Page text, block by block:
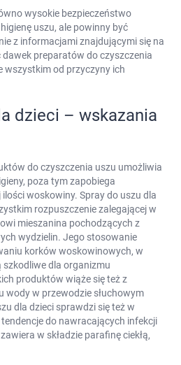
zaakceptować
cookies klikając
wysokie bezpieczeństwo
uszu, ale powinny być
z informacjami znajdującymi się na
preparatów do czyszczenia
wszystkim od przyczyny ich
dzieci – wskazania
do czyszczenia uszu umożliwia
poza tym zapobiega
woskowiny. Spray do uszu dla
rozpuszczenie zalegającej w
mieszanina pochodzących z
wydzielin. Jego stosowanie
korków woskowinowych, w
dla organizmu
produktów wiąże się też z
wody w przewodzie słuchowym
dla dzieci sprawdzi się też w
do nawracających infekcji
w składzie parafinę ciekłą,